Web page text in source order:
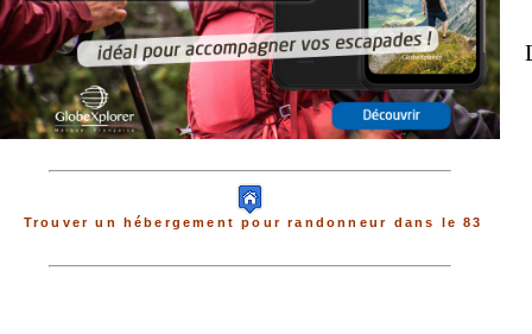
Trouver un hébergement pour randonneur dans le 83